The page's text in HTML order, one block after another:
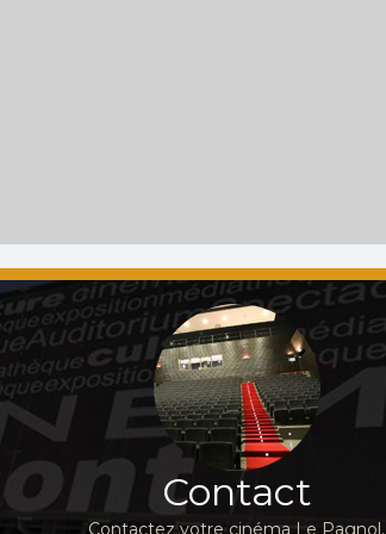
Contact
Contactez votre cinéma Le Pagnol,